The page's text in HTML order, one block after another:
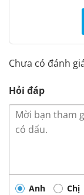
Chưa có đánh
Hỏi đáp
Anh Chị